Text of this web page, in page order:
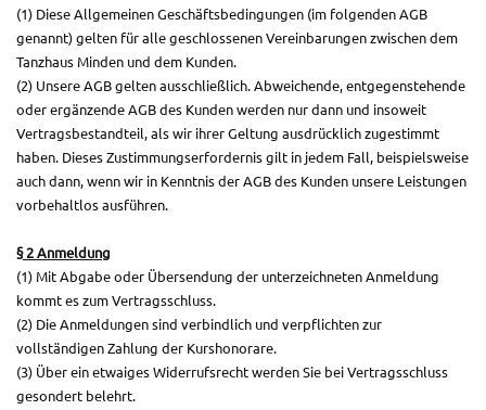
(1) Diese Allgemeinen Geschäftsbedingungen (im folgenden AGB
genannt) gelten für alle geschlossenen Vereinbarungen zwischen dem
Tanzhaus Minden und dem Kunden.
(2) Unsere AGB gelten ausschließlich. Abweichende, entgegenstehende
oder ergänzende AGB des Kunden werden nur dann und insoweit
Vertragsbestandteil, als wir ihrer Geltung ausdrücklich zugestimmt
haben. Dieses Zustimmungserfordernis gilt in jedem Fall, beispielsweise
auch dann, wenn wir in Kenntnis der AGB des Kunden unsere Leistungen
vorbehaltlos ausführen.
§2 Anmeldung
(1) Mit Abgabe oder Übersendung der unterzeichneten Anmeldung
kommt es zum Vertragsschluss.
(2) Die Anmeldungen sind verbindlich und verpflichten zur
vollständigen Zahlung der Kurshonorare.
(3) Über ein etwaiges Widerrufsrecht werden Sie bei Vertragsschluss
gesondert belehrt.